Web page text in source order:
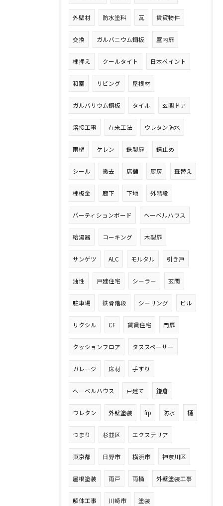
外壁材 防水塗料 瓦 賃貸物件
交換 ガルバニウム鋼板 室内扉
棟押え クールタイト 日本ペイント
和室 リビング 屋根材
ガルバリウム鋼板 タイル 玄関ドア
溶接工事 在来工法 ウレタン防水
雨樋 ケレン 鉄製扉 錆止め
シール 撤去 店舗 厨房 葺替え
棟板金 廊下 下地 外階段
パーティションボード ヘーベルハウス
給湯器 コーキング 木製扉
サンゲツ ALC モルタル 引き戸
油性 戸建住宅 シーラー 玄関
駐車場 鉄骨階段 シーリング ビル
リクシル CF 賃貸住宅 門扉
クッションフロア タススペーサー
ガレージ 床材 手すり
へーベルハウス 戸建て 鎌倉
ウレタン 外壁塗装 frp 防水 樋
つまり 杉並区 エクステリア
東京都 日野市 横浜市 神奈川区
屋根塗装 雨戸 雨桶 外壁塗装工事
解体工事 川崎市 塗装